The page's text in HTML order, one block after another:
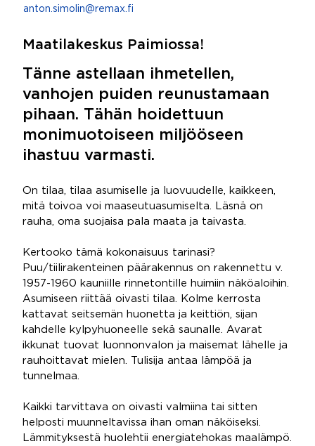
anton.simolin@remax.fi
Maatilakeskus Paimiossa!
Tänne astellaan ihmetellen,
vanhojen puiden reunustamaan
pihaan. Tähän hoidettuun
monimuotoiseen miljööseen
ihastuu varmasti.
On tilaa, tilaa asumiselle ja luovuudelle, kaikkeen,
mitä toivoa voi maaseutuasumiselta. Läsnä on
rauha, oma suojaisa pala maata ja taivasta.
Kertooko tämä kokonaisuus tarinasi?
Puu/tiilirakenteinen päärakennus on rakennettu v.
1957-1960 kauniille rinnetontille huimiin näköaloihin.
Asumiseen riittää oivasti tilaa. Kolme kerrosta
kattavat seitsemän huonetta ja keittiön, sijan
kahdelle kylpyhuoneelle sekä saunalle. Avarat
ikkunat tuovat luonnonvalon ja maisemat lähelle ja
rauhoittavat mielen. Tulisija antaa lämpöä ja
tunnelmaa.
Kaikki tarvittava on oivasti valmiina tai sitten
helposti muunneltavissa ihan oman näköiseksi.
Lämmityksestä huolehtii energiatehokas maalämpö.